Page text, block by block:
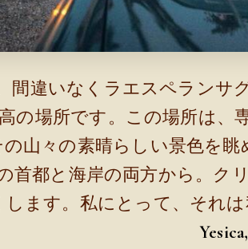
間違いなくラエスペラン
の場所です。この場所は、
山々の素晴らしい景色を
首都と海岸の両方から。ク
します。私にとって、それ